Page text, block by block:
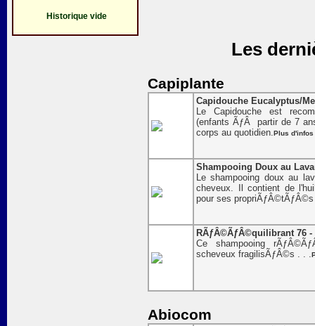
Historique vide
Les
Capiplante
Capidouche Eucalyptus/
Le Capidouche est
(enfants ÃƒÂ partir de 7
corps au quotidien.Plus d'infos
Shampooing Doux au
Le shampooing doux au
cheveux. Il contient de
pour ses propriÃƒÂ©tÃƒÂ©s
RÃƒÂ©ÃƒÂ©quilibrant 76 -
Ce shampooing
scheveux fragilisÃƒÂ©s . . .
Abiocom